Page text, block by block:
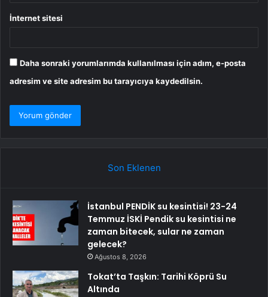
İnternet sitesi
Daha sonraki yorumlarımda kullanılması için adım, e-posta
adresim ve site adresim bu tarayıcıya kaydedilsin.
Son Eklenen
İstanbul PENDİK su kesintisi! 23-24
Temmuz İSKİ Pendik su kesintisi ne
zaman bitecek, sular ne zaman
gelecek?
Ağustos 8, 2026
Tokat’ta Taşkın: Tarihi Köprü Su
Altında